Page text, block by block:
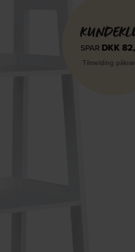
SPAR DKK
Tilmelding